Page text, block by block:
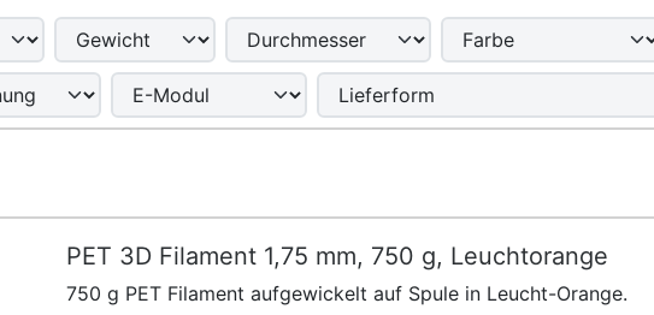
PET 3D Filament 1,75 mm, 750 g, Leuchtorange
750 g PET Filament aufgewickelt auf Spule in Leucht-Orange.